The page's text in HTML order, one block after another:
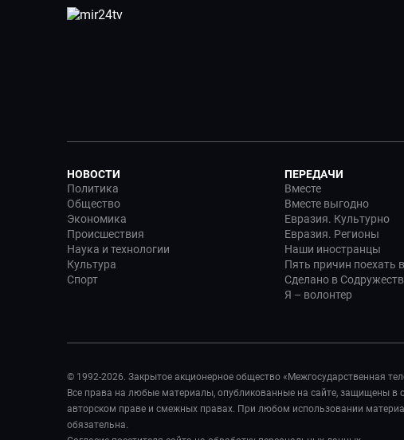
НОВОСТИ
Политика
Общество
Экономика
Происшествия
Наука и технологии
Культура
Спорт
ПЕРЕДАЧИ
Вместе
Вместе выгодно
Евразия. Культурно
Евразия. Регионы
Наши иностранцы
Пять причин поехать
Сделано в
Я – волонтер
© 1992-2026. Закрытое акционерное общество «Межгосударственная
Все права на любые материалы, опубликованные на сайте, защищены
авторском праве и смежных правах. При любом использовании
обязательна.